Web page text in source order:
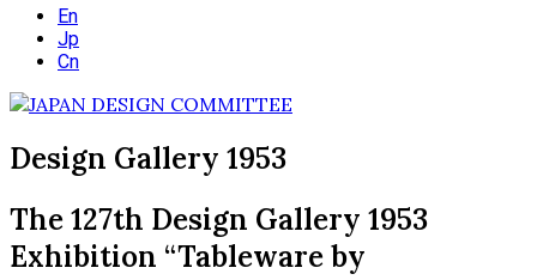
En
Jp
Cn
Design Gallery 1953
The 127th Design Gallery 1953
Exhibition “Tableware by